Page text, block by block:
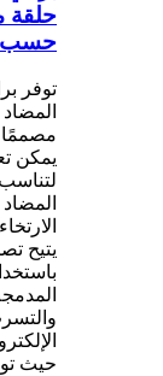
حلقة
حسب
توفر
مصممًا
يمكن
يتيح
حيث